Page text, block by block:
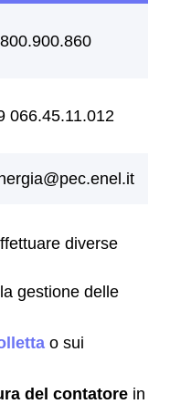
diverse
gestione delle
o sui
del contatore in